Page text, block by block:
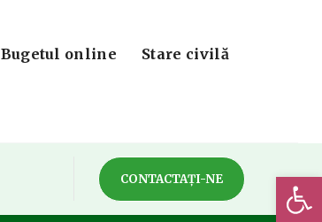
Bugetul online Stare civilă
CONTACTAȚI-NE